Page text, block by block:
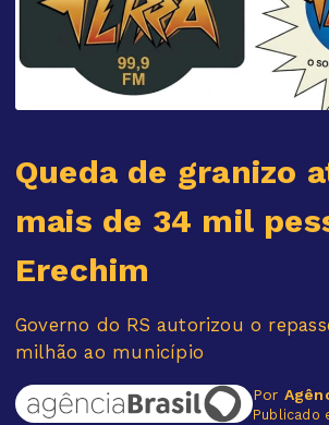
Queda de granizo
mais de 34 mil
Erechim
Governo do RS autorizou o
milhão ao município
Por
Publicado